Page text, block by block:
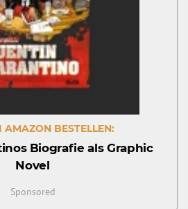
AMAZON BESTELLEN:
Biografie als Graphic
Novel
Sponsored